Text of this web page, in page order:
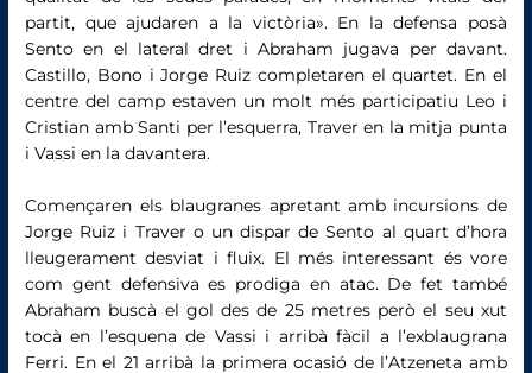
partit, que ajudaren a la victòria». En la defensa posà
Sento en el lateral dret i Abraham jugava per davant.
Castillo, Bono i Jorge Ruiz completaren el quartet. En el
centre del camp estaven un molt més participatiu Leo i
Cristian amb Santi per l’esquerra, Traver en la mitja punta
i Vassi en la davantera.
Començaren els blaugranes apretant amb incursions de
Jorge Ruiz i Traver o un dispar de Sento al quart d’hora
lleugerament desviat i fluix. El més interessant és vore
com gent defensiva es prodiga en atac. De fet també
Abraham buscà el gol des de 25 metres però el seu xut
tocà en l’esquena de Vassi i arribà fàcil a l’exblaugrana
Ferri. En el 21 arribà la primera ocasió de l’Atzeneta amb